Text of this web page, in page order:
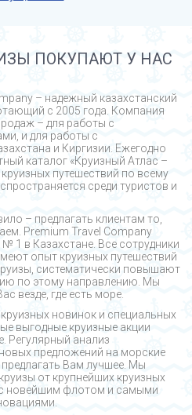
ПОКУПАЮТ У НАС
– надежный казахстанский
с 2005 года. Компания
– для работы с
и для работы с
и Киргизии. Ежегодно
каталог «Круизный Атлас –
путешествий по всему
среди туристов и
– предлагать клиентам то,
Premium Travel Company
№ 1 в Казахстане. Все сотрудники
опыт круизных путешествий
систематически повышают
по этому направлению. Мы
везде, где есть море.
новинок и специальных
выгодные круизные акции
Регулярный анализ
предложений на морские
Вам лучшее. Мы
от крупнейших круизных
новейшим флотом и самыми